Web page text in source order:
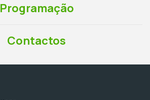
Programação
Contactos